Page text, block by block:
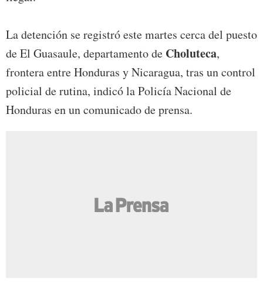
La detención se registró este martes cerca del puesto
de El Guasaule, departamento de Choluteca,
frontera entre Honduras y Nicaragua, tras un control
policial de rutina, indicó la Policía Nacional de
Honduras en un comunicado de prensa.